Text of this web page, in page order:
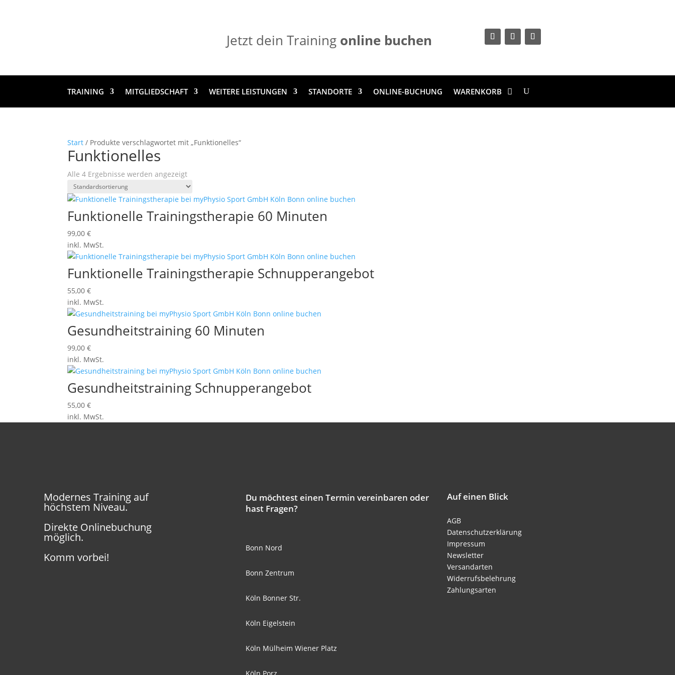
Jetzt dein Training online buchen
TRAINING MITGLIEDSCHAFT WEITERE LEISTUNGEN STANDORTE ONLINE-BUCHUNG WARENKORB
Start / Produkte verschlagwortet mit „Funktionelles“
Funktionelles
Alle 4 Ergebnisse werden angezeigt
Funktionelle Trainingstherapie 60 Minuten
99,00€
inkl. MwSt.
Funktionelle Trainingstherapie Schnupperangebot
55,00€
inkl. MwSt.
Gesundheitstraining 60 Minuten
99,00€
inkl. MwSt.
Gesundheitstraining Schnupperangebot
55,00€
inkl. MwSt.
Modernes Training auf
höchstem Niveau.
Direkte Onlinebuchung
möglich.
Komm vorbei!
Du möchtest einen Termin vereinbaren oder
hast Fragen?
Bonn Nord
Bonn Zentrum
Köln Bonner Str.
Köln Eigelstein
Köln Mülheim Wiener Platz
Köln Porz
Auf einen Blick
AGB
Datenschutzerklärung
Impressum
Newsletter
Versandarten
Widerrufsbelehrung
Zahlungsarten